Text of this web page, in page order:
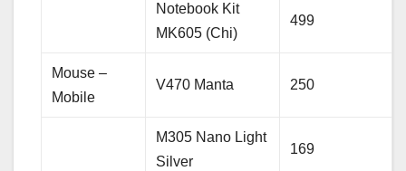
Notebook Kit
MK605 (Chi)
499
Mouse –
Mobile
V470 Manta 250
M305 Nano Light
Silver
169